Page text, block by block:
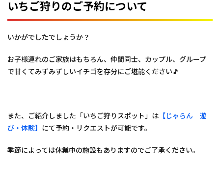
いちご狩りのご予約について
いかがでしたでしょうか？
お子様連れのご家族はもちろん、仲間同士、カップル、グループ
で甘くてみずみずしいイチゴを存分にご堪能ください🎵
また、ご紹介しました「いちご狩りスポット」は 【じゃらん 遊
び・体験】 にて予約・リクエストが可能です。
季節によっては休業中の施設もありますのでご了承ください。